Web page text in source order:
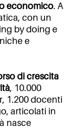
economico. A
con un
by doing e
e
di crescita
, 10.000
1.200 docenti
articolati in
nasce